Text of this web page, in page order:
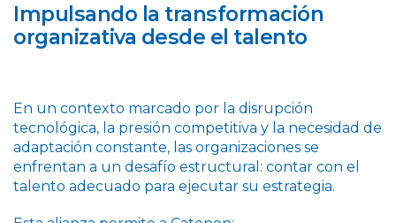
Impulsando la transformación
organizativa desde el talento
En un contexto marcado por la disrupción
tecnológica, la presión competitiva y la necesidad de
adaptación constante, las organizaciones se
enfrentan a un desafío estructural: contar con el
talento adecuado para ejecutar su estrategia.